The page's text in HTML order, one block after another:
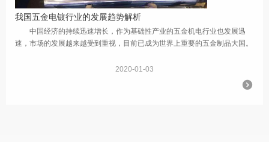
我国五金电镀行业的发展趋势解析
中国经济的持续迅速增长，作为基础性产业的五金机电行业也发展迅
速，市场的发展越来越受到重视，目前已成为世界上重要的五金制品大国。
2020-01-03